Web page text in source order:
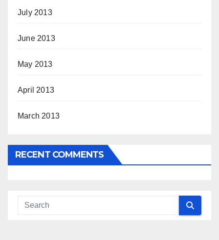
July 2013
June 2013
May 2013
April 2013
March 2013
RECENT COMMENTS